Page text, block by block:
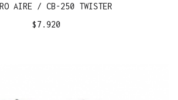
AIRE / CB-250 TWISTER
$7.920